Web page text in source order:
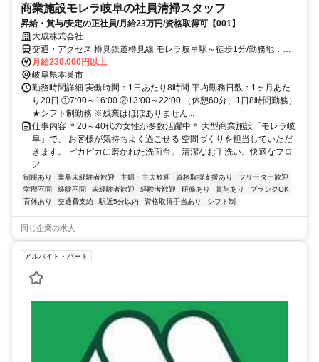
商業施設モレラ岐阜の社員清掃スタッフ
昇給・賞与/安定の正社員/月給23万円/資格取得可【001】
大成株式会社
交通・アクセス 樽見鉄道樽見線 モレラ岐阜駅～徒歩1分/勤務地：モ
レラ岐阜 ※車通勤OK
月給230,000円以上
岐阜県本巣市
勤務時間詳細 実働時間：1日あたり8時間 平均勤務日数：1ヶ月あた
り20日 ①7:00～16:00 ②13:00～22:00 （休憩60分、1日8時間勤務）
★シフト制勤務 ※残業はほぼありません...
仕事内容 ＊20～40代の女性が多数活躍中＊ 大型商業施設「モレラ岐
阜」で、 お客様が気持ちよく過ごせる 空間づくりを担当していただ
きます。 ピカピカに磨かれた洗面台。 清潔なお手洗い。快適なフロ
ア...
制服あり 業界未経験者歓迎 主婦・主夫歓迎 資格取得支援あり
フリーター歓迎
学歴不問
経験不問 未経験者歓迎 経験者歓迎 研修あり 賞与あり
ブランクOK
育休あり
交通費支給 駅近5分以内 資格取得手当あり シフト制
同じ企業の求人
アルバイト・パート